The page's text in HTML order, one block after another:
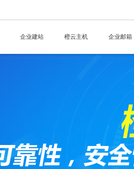
企业建站 橙云主机 企业邮箱